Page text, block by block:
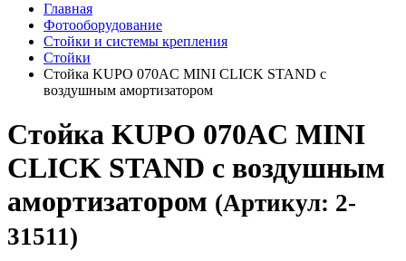
Главная
Фотооборудование
Стойки и системы крепления
Стойки
Стойка KUPO 070AC MINI CLICK STAND с
воздушным амортизатором
Стойка KUPO 070AC MINI
CLICK STAND с воздушным
амортизатором (Артикул: 2-
31511)